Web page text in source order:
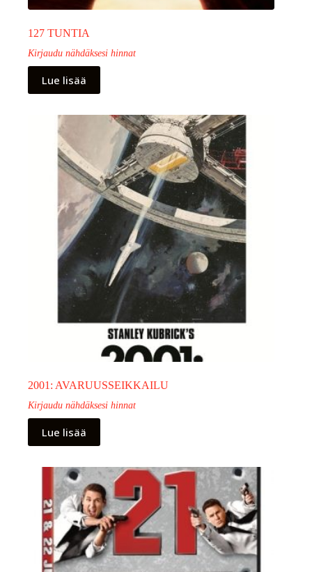
127 TUNTIA
Kirjaudu nähdäksesi hinnat
Lue lisää
2001: AVARUUSSEIKKAILU
Kirjaudu nähdäksesi hinnat
Lue lisää